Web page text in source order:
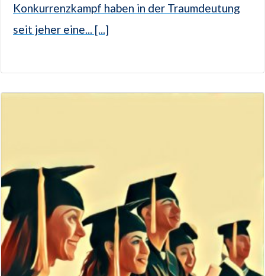
Konkurrenzkampf haben in der Traumdeutung
seit jeher eine... [...]